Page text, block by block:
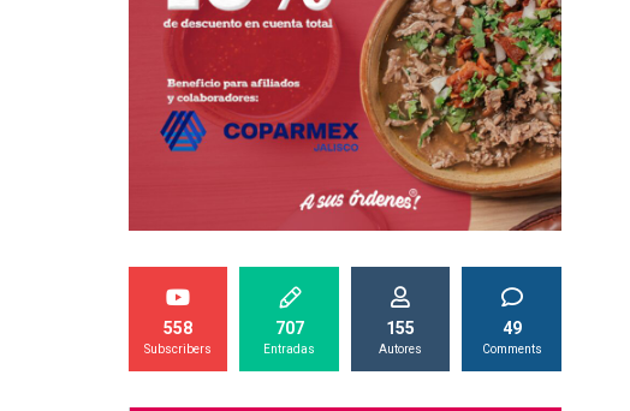
558
Subscribers
707
Entradas
155
Autores
49
Comments